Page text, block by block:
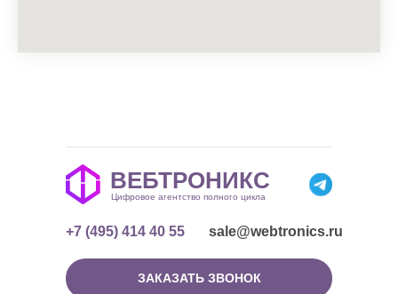
ЗАКАЗАТЬ ЗВОНОК
+7 (495) 414 40 55 sale@webtronics.ru
Цифровое агентство полного цикла
ВЕБТРОНИКС